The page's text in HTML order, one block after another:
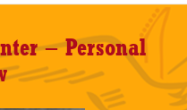
– Personal